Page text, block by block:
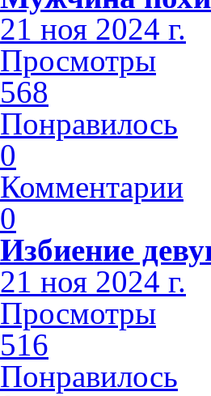
21 ноя 2024 г.
Просмотры
568
Понравилось
0
Комментарии
0
Избиение
21 ноя 2024 г.
Просмотры
516
Понравилось